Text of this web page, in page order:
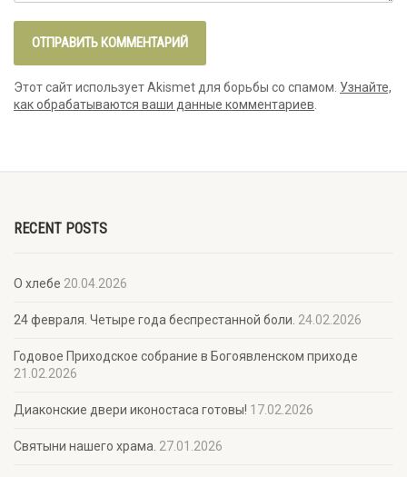
Этот сайт использует Akismet для борьбы со спамом. Узнайте,
как обрабатываются ваши данные комментариев
RECENT POSTS
О хлебе 20.04.2026
24 февраля. Четыре года беспрестанной боли. 24.02.2026
Годовое Приходское собрание в Богоявленском приходе
21.02.2026
Диаконские двери иконостаса готовы! 17.02.2026
Святыни нашего храма. 27.01.2026